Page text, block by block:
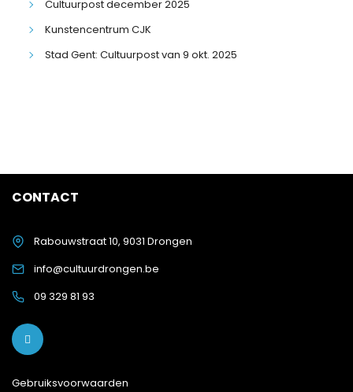
Cultuurpost december 2025
Kunstencentrum CJK
Stad Gent: Cultuurpost van 9 okt. 2025
CONTACT
Rabouwstraat 10, 9031 Drongen
info@cultuurdrongen.be
09 329 81 93
Gebruiksvoorwaarden